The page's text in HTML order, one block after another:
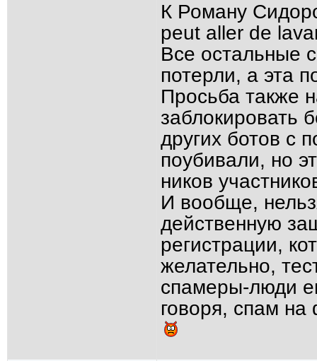
К Роману
peut aller de
Все остальные
потерли, а эта
Просьба также
заблокировать
других ботов с
поубивали, но
ников
И вообще,
действенную
регистрации,
желательно,
спамеры-люди
говоря, спам